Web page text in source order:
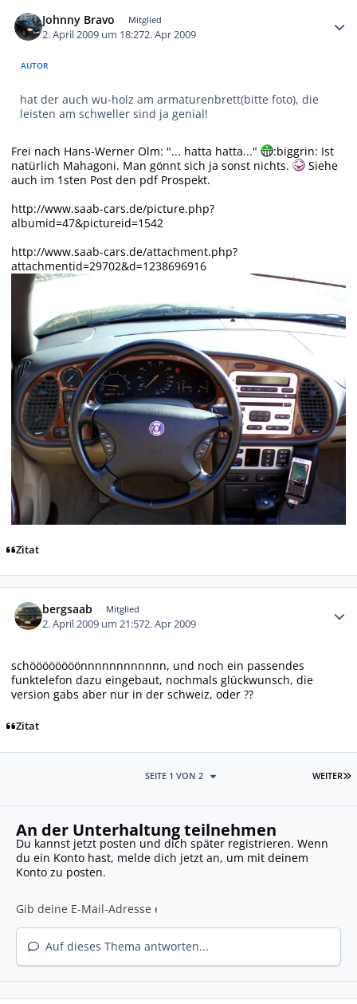
Johnny Bravo Mitglied
2. April 2009 um 18:272. Apr 2009
AUTOR
hat der auch wu-holz am armaturenbrett(bitte foto), die
leisten am schweller sind ja genial!
Frei nach Hans-Werner Olm: "... hatta hatta..."
:biggrin: Ist
natürlich Mahagoni. Man gönnt sich ja sonst nichts.
Siehe
auch im 1sten Post den pdf Prospekt.
http://www.saab-cars.de/picture.php?
albumid=47&pictureid=1542
http://www.saab-cars.de/attachment.php?
attachmentid=29702&d=1238696916
Zitat
bergsaab Mitglied
2. April 2009 um 21:572. Apr 2009
schöööööööönnnnnnnnnnnn, und noch ein passendes
funktelefon dazu eingebaut, nochmals glückwunsch, die
version gabs aber nur in der schweiz, oder ??
Zitat
WEITER
SEITE 1 VON 2
An der Unterhaltung teilnehmen
Du kannst jetzt posten und dich später registrieren. Wenn
du ein Konto hast, melde dich jetzt an, um mit deinem
Konto zu posten.
Auf dieses Thema antworten...